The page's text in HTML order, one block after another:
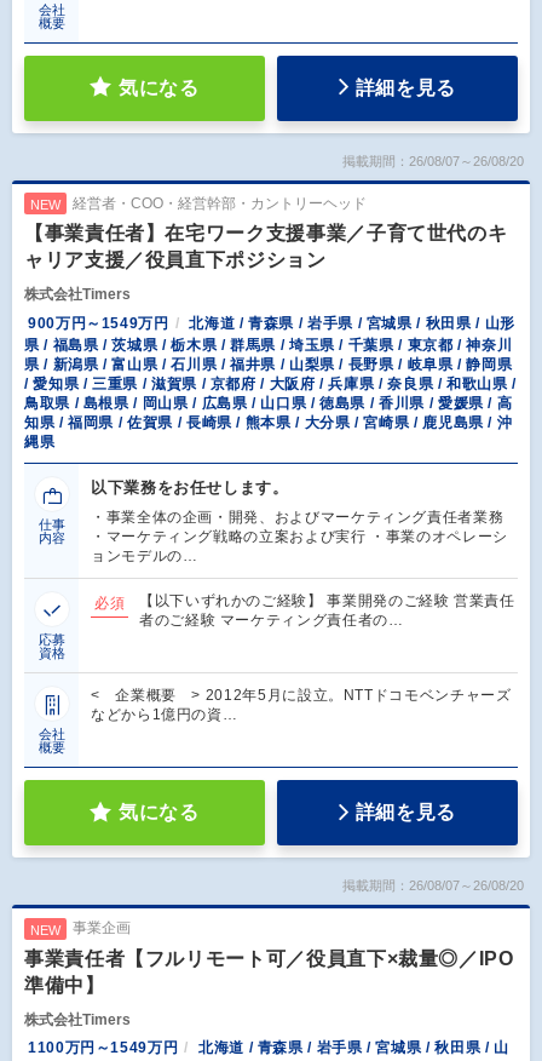
会社
概要
気になる 詳細を見る
掲載期間：26/08/07～26/08/20
NEW 経営者・COO・経営幹部・カントリーヘッド
【事業責任者】在宅ワーク支援事業／子育て世代のキ
ャリア支援／役員直下ポジション
株式会社Timers
900万円～1549万円
北海道 / 青森県 / 岩手県 / 宮城県 / 秋田県 / 山形
県 / 福島県 / 茨城県 / 栃木県 / 群馬県 / 埼玉県 / 千葉県 / 東京都 / 神奈川
県 / 新潟県 / 富山県 / 石川県 / 福井県 / 山梨県 / 長野県 / 岐阜県 / 静岡県
/ 愛知県 / 三重県 / 滋賀県 / 京都府 / 大阪府 / 兵庫県 / 奈良県 / 和歌山県 /
鳥取県 / 島根県 / 岡山県 / 広島県 / 山口県 / 徳島県 / 香川県 / 愛媛県 / 高
知県 / 福岡県 / 佐賀県 / 長崎県 / 熊本県 / 大分県 / 宮崎県 / 鹿児島県 / 沖
縄県
仕事
内容
以下業務をお任せします。
・事業全体の企画・開発、およびマーケティング責任者業務
・マーケティング戦略の立案および実行 ・事業のオペレーシ
ョンモデルの…
応募
資格
必須
【以下いずれかのご経験】 事業開発のご経験 営業責任
者のご経験 マーケティング責任者の…
会社
概要
< 企業概要 > 2012年5月に設立。NTTドコモベンチャーズ
などから1億円の資…
気になる 詳細を見る
掲載期間：26/08/07～26/08/20
NEW 事業企画
事業責任者【フルリモート可／役員直下×裁量◎／IPO
準備中】
株式会社Timers
1100万円～1549万円
北海道 / 青森県 / 岩手県 / 宮城県 / 秋田県 / 山